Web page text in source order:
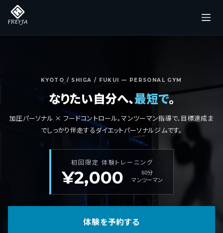
テ
KYOTO / SHIGA / FUKUI — PERSONAL GYM
なりたい自分へ、最短で。
加圧パーソナル × フードコントロール。マンツーマン指導で、目標達成ま
でしっかり伴走するダイエットパーソナルジムです。
初回限定 体験トレーニング
¥2,000
60分
マンツーマン
体験を予約する